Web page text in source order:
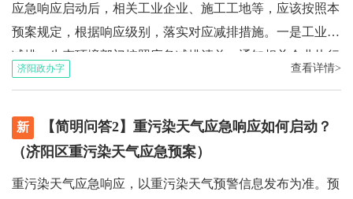
（三）Ⅰ级响应。在前两级响应的基础上，学校灵活采取弹
性教学措施，必要时可停课。
应急响应启动后，相关工业企业、施工工地等，应该按照本
预案规定，根据响应级别，落实对应减排措施。一是工业源
减排。生态环境部门按照应急减排清单，通知相关企业执行
减排措施。二是扬尘源减排。施工工地、裸露地面、物料堆
应该严格落实扬尘控制措施，或者停止露天作业，避免扬尘
扩散。三是移动源减排。对渣土砂石等容易撒落尘土的车
济阳政办字 查看详情>
新
【简明问答2】重污染天气应急响应如何启动？
（济阳区重污染天气应急预案）
重污染天气应急响应，以重污染天气预警信息发布为准。预